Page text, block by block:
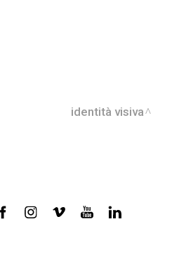
identità visiva